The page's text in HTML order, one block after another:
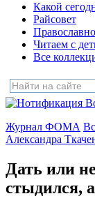
Какой
Райсовет
Читаем с
Все
Журнал ФОМА
Александра
Дать или
стыдился,